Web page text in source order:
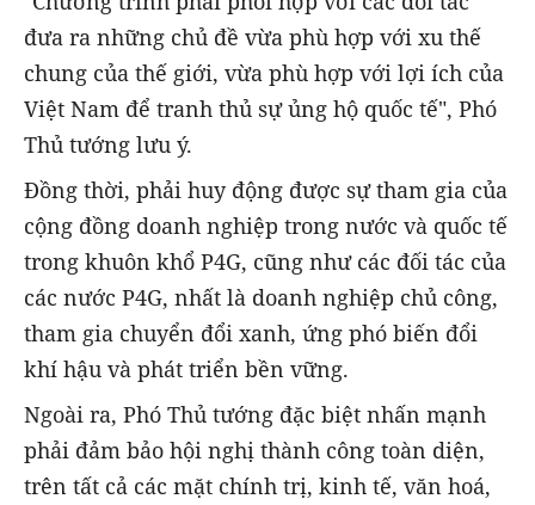
đưa ra những chủ đề vừa phù hợp với xu thế
chung của thế giới, vừa phù hợp với lợi ích của
Việt Nam để tranh thủ sự ủng hộ quốc tế", Phó
Thủ tướng lưu ý.
Đồng thời, phải huy động được sự tham gia của
cộng đồng doanh nghiệp trong nước và quốc tế
trong khuôn khổ P4G, cũng như các đối tác của
các nước P4G, nhất là doanh nghiệp chủ công,
tham gia chuyển đổi xanh, ứng phó biến đổi
khí hậu và phát triển bền vững.
Ngoài ra, Phó Thủ tướng đặc biệt nhấn mạnh
phải đảm bảo hội nghị thành công toàn diện,
trên tất cả các mặt chính trị, kinh tế, văn hoá,